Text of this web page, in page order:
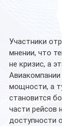
Участники
мнении, что
не кризис, а
мощности, а
становится
части рейсов
доступности